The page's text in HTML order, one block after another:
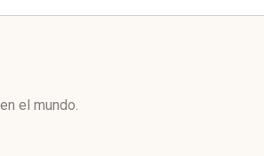
el mundo.